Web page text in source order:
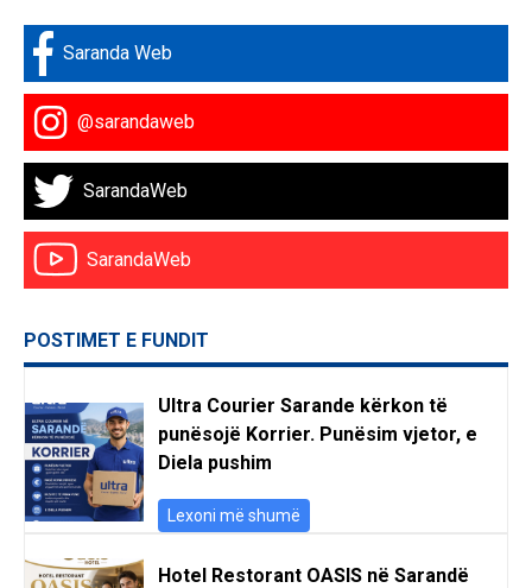
Saranda Web
@sarandaweb
SarandaWeb
SarandaWeb
POSTIMET E FUNDIT
Ultra Courier Sarande kërkon të
punësojë Korrier. Punësim vjetor, e
Diela pushim
Lexoni më shumë
Hotel Restorant OASIS në Sarandë